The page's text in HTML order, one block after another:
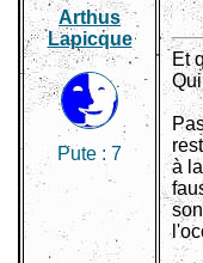
Arthus
Lapicque
Pute : 7
Et
à